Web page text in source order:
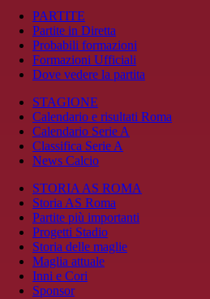
PARTITE
Partite in Diretta
Probabili formazioni
Formazioni Ufficiali
Dove vedere la partita
STAGIONE
Calendario e risultati Roma
Calendario Serie A
Classifica Serie A
News Calcio
STORIA AS ROMA
Storia AS Roma
Partite più importanti
Progetti Stadio
Storia delle maglie
Maglia attuale
Inni e Cori
Sponsor